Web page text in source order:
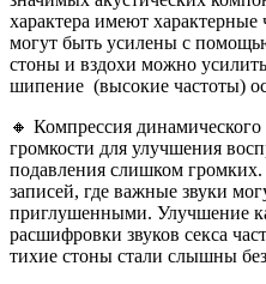
характера имеют
могут быть усилены с
стоны и вздохи можно
шипение (высокие частоты)
🔸 Компрессия
громкости для улучшения
подавления слишком
записей, где важные звуки
приглушенными. Улучшение
расшифровки звуков секса
тихие стоны стали слышны